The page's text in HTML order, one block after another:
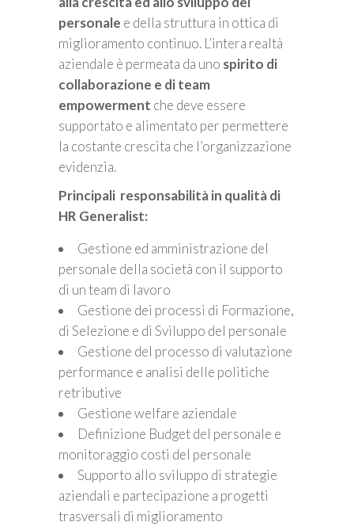
personale e della struttura in ottica di
miglioramento continuo. L’intera realtà
aziendale è permeata da uno spirito di
collaborazione e di team
empowerment che deve essere
supportato e alimentato per permettere
la costante crescita che l’organizzazione
evidenzia.
Principali responsabilità in qualità di
HR Generalist:
Gestione ed amministrazione del
personale della società con il supporto
di un team di lavoro
Gestione dei processi di Formazione,
di Selezione e di Sviluppo del personale
Gestione del processo di valutazione
performance e analisi delle politiche
retributive
Gestione welfare aziendale
Definizione Budget del personale e
monitoraggio costi del personale
Supporto allo sviluppo di strategie
aziendali e partecipazione a progetti
trasversali di miglioramento